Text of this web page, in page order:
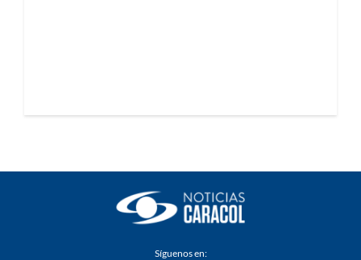
Síguenos en: